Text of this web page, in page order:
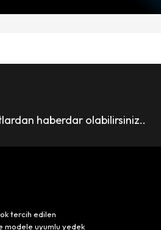
haberdar olabilirsiniz..
tercih edilen
modele uyumlu yedek